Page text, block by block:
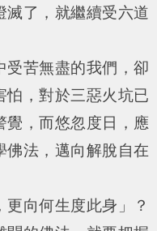
滅了，就繼續受六道
苦無盡的我們，卻
怕，對於三惡火坑已
覺，而悠忽度日，應
佛法，邁向解脫自在
向何生度此身」？